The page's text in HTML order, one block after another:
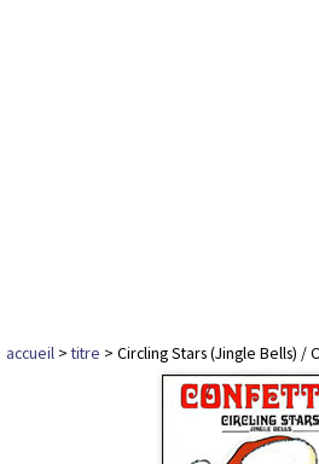
accueil >titre > Circling Stars (Jingle Bells) /